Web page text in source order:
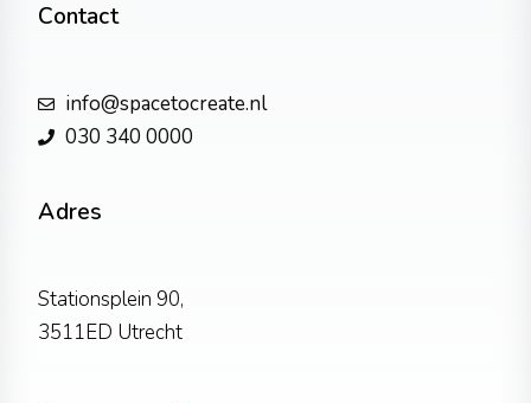
Contact
info@spacetocreate.nl
030 340 0000
Adres
Stationsplein 90,
3511ED Utrecht